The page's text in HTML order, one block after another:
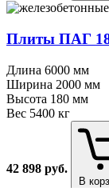
Плиты ПАГ
Длина 6000 мм
Ширина 2000 мм
Высота 180 мм
Вес 5400 кг
42 898 руб.
В